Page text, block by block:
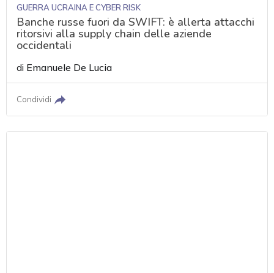
GUERRA UCRAINA E CYBER RISK
Banche russe fuori da SWIFT: è allerta attacchi
ritorsivi alla supply chain delle aziende
occidentali
di Emanuele De Lucia
Condividi